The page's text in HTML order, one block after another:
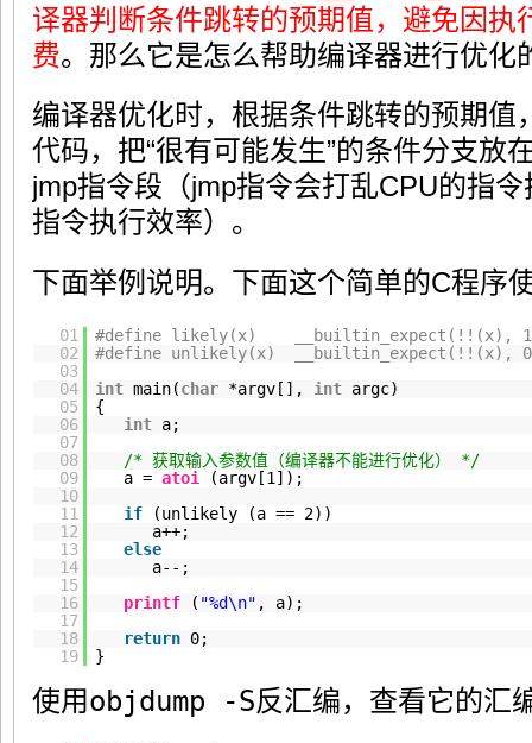
译器判断条件跳转的预期值，避免因执
费。那么它是怎么帮助编译器进行优化
编译器优化时，根据条件跳转的预期值
代码，把“很有可能发生”的条件分支放
jmp指令段（jmp指令会打乱CPU的指
指令执行效率）。
下面举例说明。下面这个简单的C程序
01
#define likely(x) __builtin_expect(!!(x),
02
#define unlikely(x) __builtin_expect(!!(x),
03
04
int main(char *argv[], int argc)
05
{
06
int a;
07
08
/* 获取输入参数值（编译器不能进行优化） */
09
a = atoi
(argv[1]);
10
11
if
(unlikely (a == 2))
12
a++;
13
else
14
a--;
15
16
printf ( "%d\n" , a);
17
18
return 0;
19
}
使用objdump -S反汇编，查看它的汇